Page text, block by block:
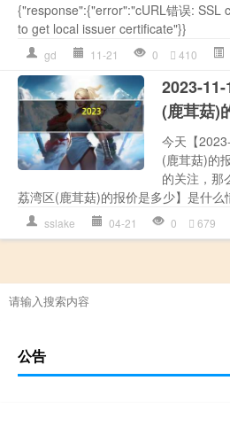
{"response":{"error":"cURL错误: SSL
to get local issuer certificate"}}
gd 11-21 0 410
2023-
(鹿茸菇)
今天【
(鹿茸菇)的
的关注，那
荔湾区(鹿茸菇)的报价是多少】是什么
sslake 04-21 0 679
公告